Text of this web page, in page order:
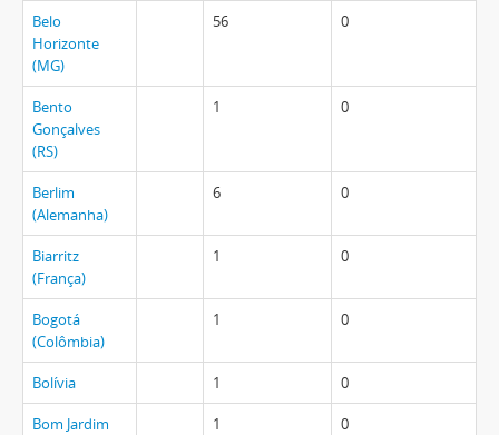
Belo
Horizonte
(MG)
56 0
Bento
Gonçalves
(RS)
1 0
Berlim
(Alemanha)
6 0
Biarritz
(França)
1 0
Bogotá
(Colômbia)
1 0
Bolívia 1 0
Bom Jardim
1 0